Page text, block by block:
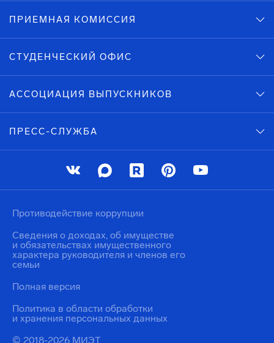
ПРИЕМНАЯ КОМИССИЯ
СТУДЕНЧЕСКИЙ ОФИС
АССОЦИАЦИЯ ВЫПУСКНИКОВ
ПРЕСС-СЛУЖБА
© 2018-2026 МИЭТ
Политика в области обработки
и хранения персональных данных
Противодействие коррупции
Сведения о доходах, об имуществе
и обязательствах имущественного
характера руководителя и членов его
семьи
Полная версия